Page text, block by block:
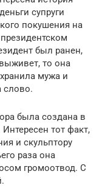
супруги
покушения на
был ранен,
то она
мужа и
слово.
была создана в
тот факт,
и скульптору
раза она
громоотвод. С